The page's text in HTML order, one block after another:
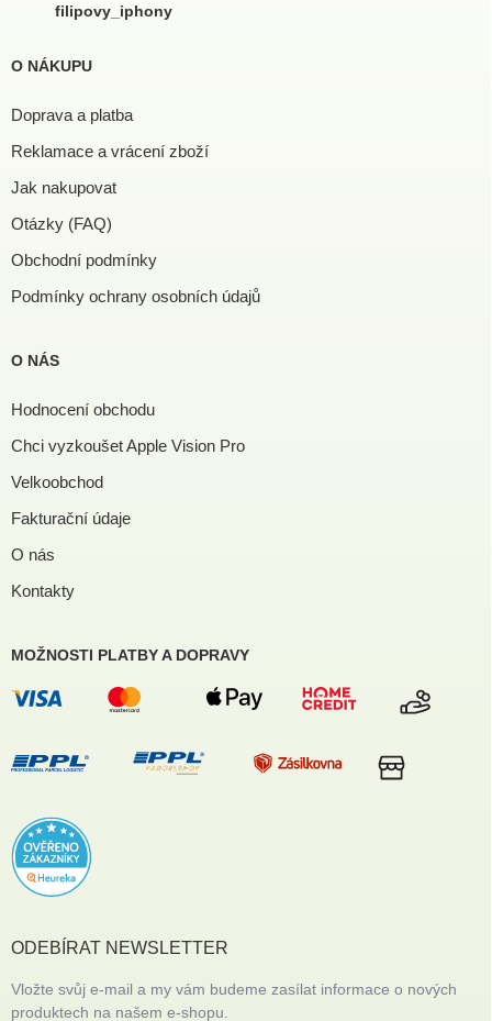
filipovy_iphony
O NÁKUPU
Doprava a platba
Reklamace a vrácení zboží
Jak nakupovat
Otázky (FAQ)
Obchodní podmínky
Podmínky ochrany osobních údajů
O NÁS
Hodnocení obchodu
Chci vyzkoušet Apple Vision Pro
Velkoobchod
Fakturační údaje
O nás
Kontakty
MOŽNOSTI PLATBY A DOPRAVY
ODEBÍRAT NEWSLETTER
Vložte svůj e-mail a my vám budeme zasílat informace o nových
produktech na našem e-shopu.